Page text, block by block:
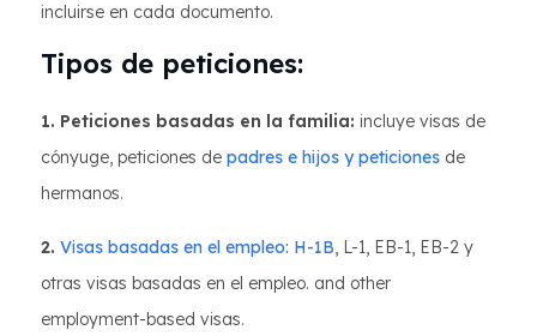
incluirse en cada documento.
Tipos de peticiones:
1. Peticiones basadas en la familia: incluye visas de
cónyuge, peticiones de padres e hijos y peticiones de
hermanos.
2. Visas basadas en el empleo: H-1B, L-1, EB-1, EB-2 y
otras visas basadas en el empleo. and other
employment-based visas.